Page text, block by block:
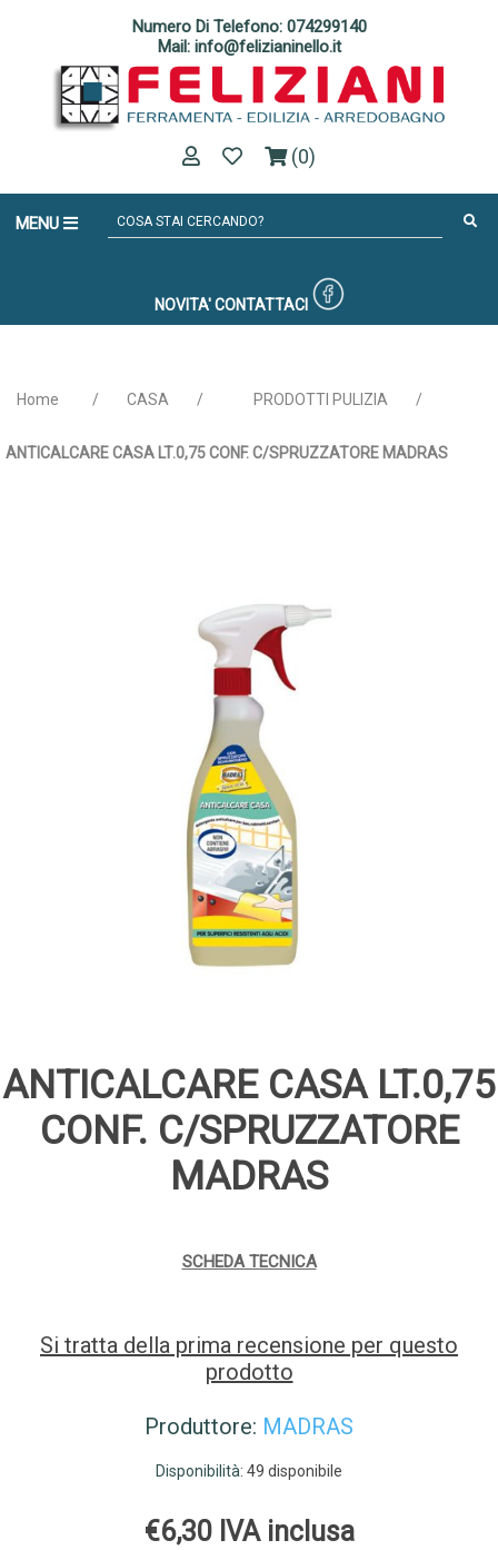
Numero Di Telefono: 074299140
Mail: info@felizianinello.it
(0)
MENU
NOVITA' CONTATTACI
Home / CASA / PRODOTTI PULIZIA /
ANTICALCARE CASA LT.0,75 CONF. C/SPRUZZATORE MADRAS
ANTICALCARE CASA LT.0,75
CONF. C/SPRUZZATORE
MADRAS
SCHEDA TECNICA
Si tratta della prima recensione per questo
prodotto
Produttore: MADRAS
Disponibilità: 49 disponibile
€6,30 IVA inclusa